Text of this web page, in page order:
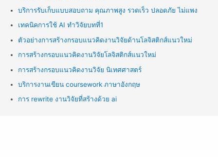
บริการรับเก็บแบบสอบถาม คุณภาพสูง รวดเร็ว ปลอดภัย ไม่แพง
เทคนิคการใช้ AI ทำวิจัยบทที่1
ตัวอย่างการสร้างกรอบแนวคิดงานวิจัยด้านโลจิสติกส์แนวใหม่
การสร้างกรอบแนวคิดงานวิจัยโลจิสติกส์แนวใหม่
การสร้างกรอบแนวคิดงานวิจัย นิเทศศาสตร์
บริการงานเขียน coursework ภาษาอังกฤษ
การ rewrite งานวิจัยที่สร้างด้วย ai